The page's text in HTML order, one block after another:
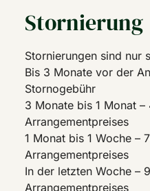
Stornierung
Stornierungen sind nur
Bis 3 Monate vor der
Stornogebühr
3 Monate bis 1 Monat
Arrangementpreises
1 Monat bis 1 Woche –
Arrangementpreises
In der letzten Woche –
Arrangementpreises